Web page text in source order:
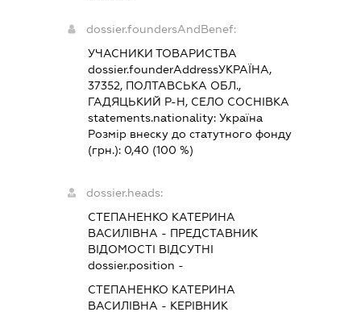
dossier.foundersAndBenef:
УЧАСНИКИ ТОВАРИСТВА
dossier.founderAddressУКРАЇНА,
37352, ПОЛТАВСЬКА ОБЛ.,
ГАДЯЦЬКИЙ Р-Н, СЕЛО СОСНІВКА
statements.nationality: Україна
Розмір внеску до статутного фонду
(грн.): 0,40 (100 %)
dossier.heads:
СТЕПАНЕНКО КАТЕРИНА
ВАСИЛІВНА - ПРЕДСТАВНИК
ВІДОМОСТІ ВІДСУТНІ
dossier.position -
СТЕПАНЕНКО КАТЕРИНА
ВАСИЛІВНА - КЕРІВНИК